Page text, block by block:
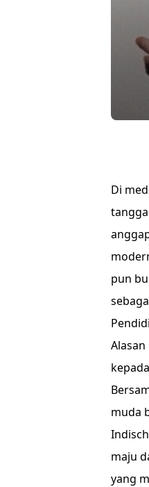
Di
pun
muda
maju
yang